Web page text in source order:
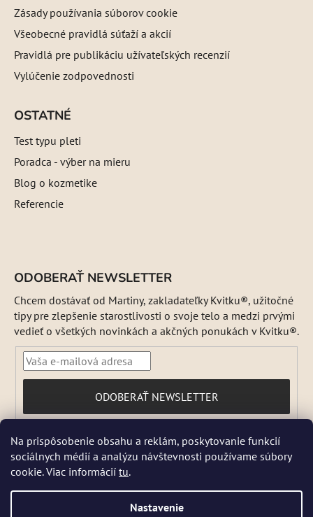
Na prispôsobenie obsahu a reklám, poskytovanie funkcií
sociálnych médií a analýzu návštevnosti používame súbory
cookie. Viac informácií tu.
Nastavenie
DŇA 5 a 6 AUGUSTA NEBUDEME ODOSIELAŤ ŽIADNE ZÁSIELKY. ☀️
Letná prevádzka: Počas horúcich dní chránime kvalitu našich výrobkov,
Niektoré produkty sú počas leta dočasne nedostupné, pretože by sa
Zásady používania súborov cookie
Všeobecné pravidlá súťaží a akcií
Pravidlá pre publikáciu užívateľských recenzií
Vylúčenie zodpovednosti
OSTATNÉ
Test typu pleti
Poradca - výber na mieru
Blog o kozmetike
Referencie
ODOBERAŤ NEWSLETTER
Chcem dostávať od Martiny, zakladateľky Kvitku®, užitočné
tipy pre zlepšenie starostlivosti o svoje telo a medzi prvými
vedieť o všetkých novinkách a akčných ponukách v Kvitku®.
PRIHLÁSIŤ
SA
ODOBERAŤ NEWSLETTER
podmienkami ochrany osobných údajov